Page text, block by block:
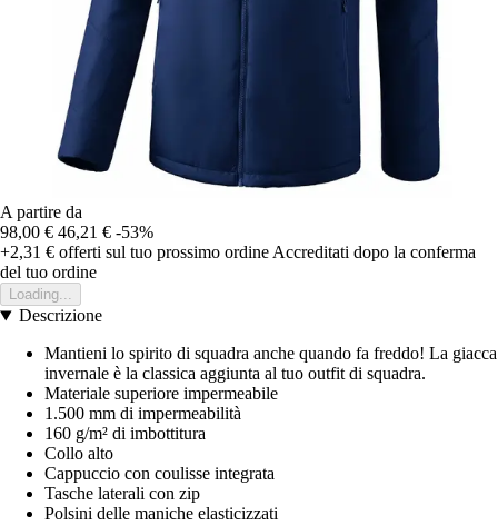
A partire da
98,00 € 46,21 € -53%
+2,31 € offerti sul tuo prossimo ordine Accreditati dopo la conferma
del tuo ordine
Loading...
Descrizione
Mantieni lo spirito di squadra anche quando fa freddo! La giacca
invernale è la classica aggiunta al tuo outfit di squadra.
Materiale superiore impermeabile
1.500 mm di impermeabilità
160 g/m² di imbottitura
Collo alto
Cappuccio con coulisse integrata
Tasche laterali con zip
Polsini delle maniche elasticizzati